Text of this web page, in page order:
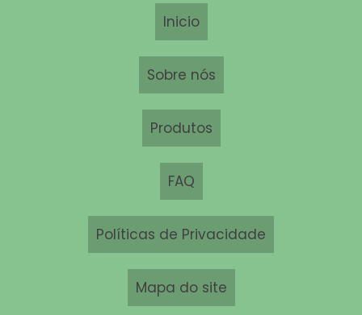
Inicio
Sobre nós
Produtos
FAQ
Políticas de Privacidade
Mapa do site